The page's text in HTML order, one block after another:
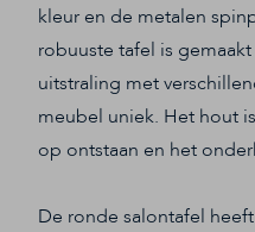
kleur en de metalen
robuuste tafel is
uitstraling met
meubel uniek. Het hout
op ontstaan en het
De ronde salontafel